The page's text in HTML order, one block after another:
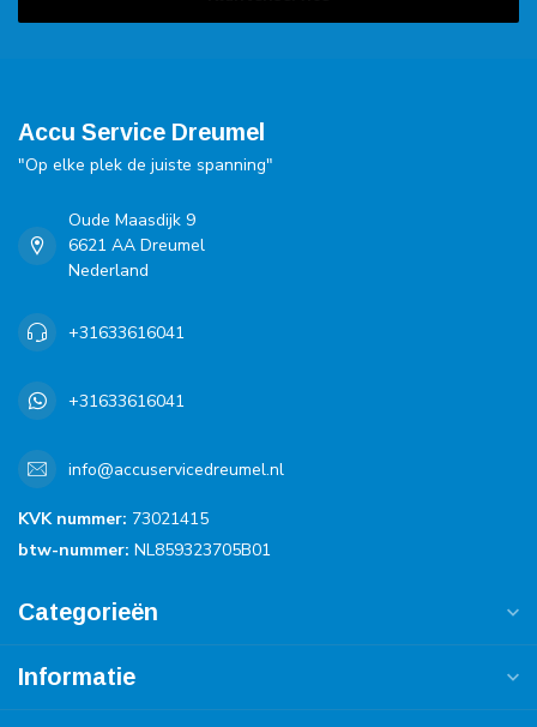
Accu Service Dreumel
"Op elke plek de juiste spanning"
Oude Maasdijk 9
6621 AA Dreumel
Nederland
+31633616041
+31633616041
info@accuservicedreumel.nl
KVK nummer: 73021415
btw-nummer: NL859323705B01
Categorieën
Informatie